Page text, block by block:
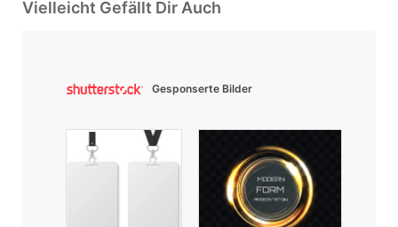
Vielleicht Gefällt Dir Auch
Gesponserte Bilder